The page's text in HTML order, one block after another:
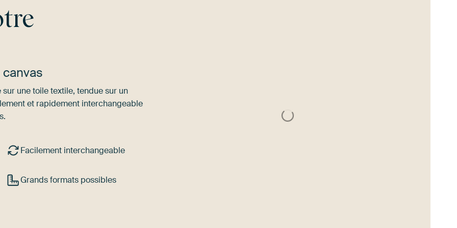
une toile textile, tendue sur un
et rapidement interchangeable
Facilement interchangeable
Grands formats possibles